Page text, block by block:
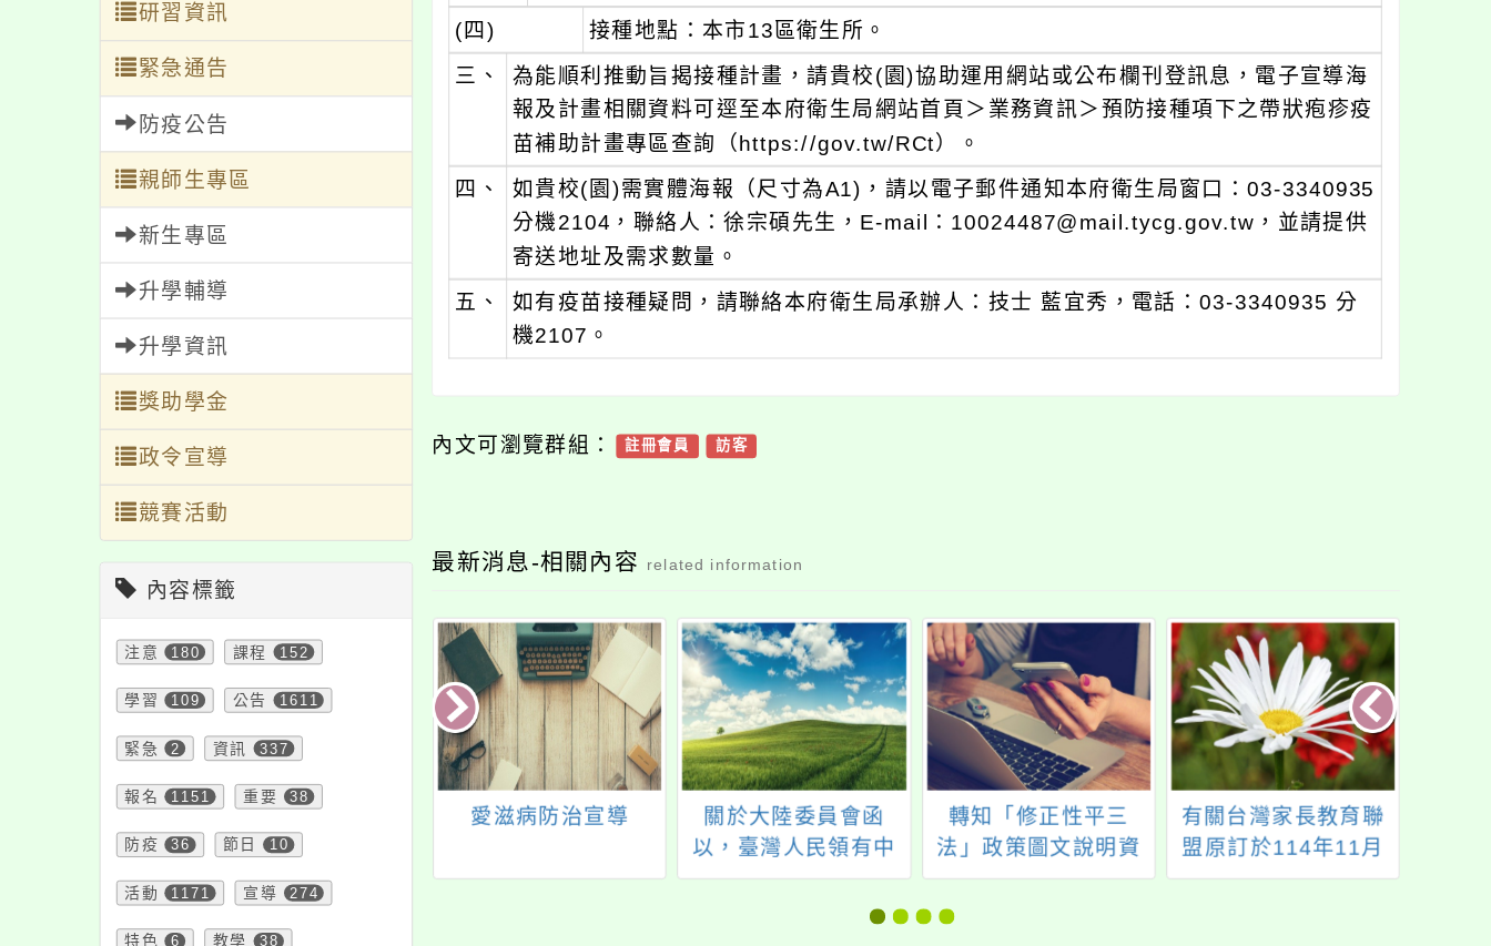
研習資訊
緊急通告
防疫公告
親師生專區
新生專區
升學輔導
升學資訊
獎助學金
政令宣導
競賽活動
內容標籤
注意 180 課程 152
學習 109 公告 1611
緊急 2 資訊 337
報名 1151 重要 38
防疫 36 節日 10
活動 1171 宣導 274
特色 6 教學 38
(四)
接種地點：本市13區衛生所。
三、
為能順利推動旨揭接種計畫，請貴校(園)協助運用網站或公布欄刊登訊息，電子宣導海
報及計畫相關資料可逕至本府衛生局網站首頁＞業務資訊＞預防接種項下之帶狀疱疹疫
苗補助計畫專區查詢（https://gov.tw/RCt）。
四、
如貴校(園)需實體海報（尺寸為A1)，請以電子郵件通知本府衛生局窗口：03-3340935
分機2104，聯絡人：徐宗碩先生，E-mail：10024487@mail.tycg.gov.tw，並請提供
寄送地址及需求數量。
五、
如有疫苗接種疑問，請聯絡本府衛生局承辦人：技士 藍宜秀，電話：03-3340935 分
機2107。
內文可瀏覽群組： 註冊會員 訪客
最新消息-相關內容 related information
至三年級女學
人類乳突病毒
）疫苗接種間
衛生福利部國民健康
署製作「加熱菸危害
海報」等資料
愛滋病防治宣導
關於大陸委員會函
以，臺灣人民領有中
共居民身分證或定居
證，均屬違反臺灣地
轉知「修正性平三
法」政策圖文說明資
料
有關台灣家長教育聯
盟原訂於114年11月
29日(週六)假龍華科